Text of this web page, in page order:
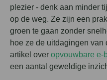
plezier - denk aan minder
op de weg. Ze zijn een
groen te gaan zonder
hoe ze de uitdagingen
artikel over opvouwbare e-
een aantal geweldige